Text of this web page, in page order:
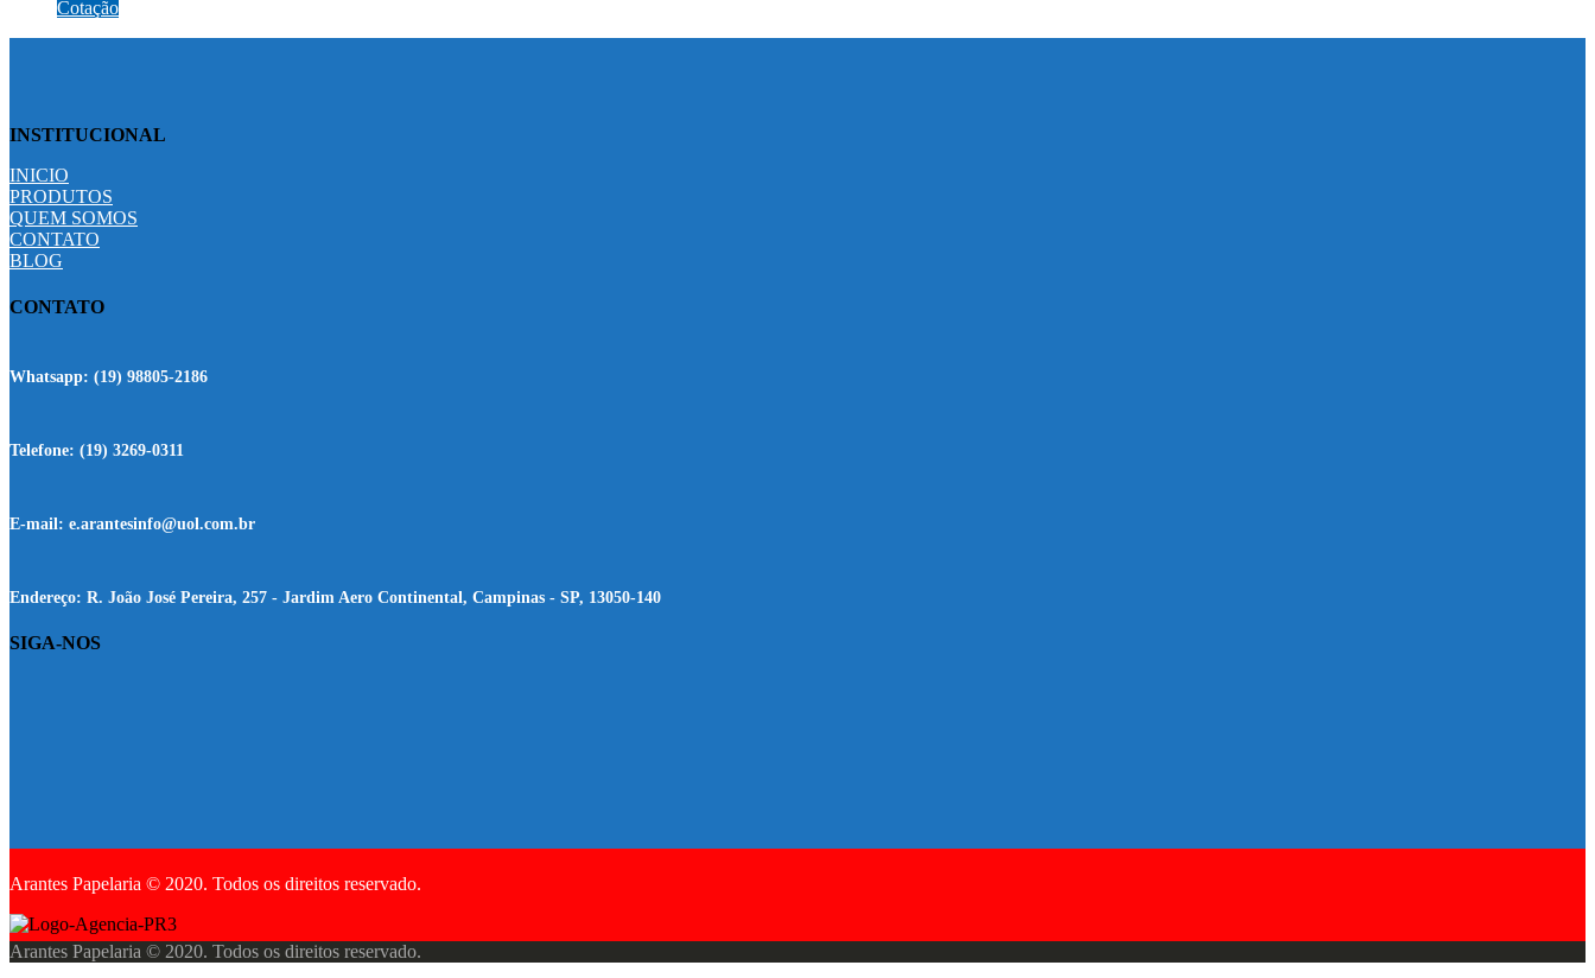
Cotação
INSTITUCIONAL
INICIO
PRODUTOS
QUEM SOMOS
CONTATO
BLOG
CONTATO
Whatsapp: (19) 98805-2186
Telefone: (19) 3269-0311
E-mail: e.arantesinfo@uol.com.br
Endereço: R. João José Pereira, 257 - Jardim Aero Continental, Campinas - SP, 13050-140
SIGA-NOS
Arantes Papelaria © 2020. Todos os direitos reservado.
Arantes Papelaria © 2020. Todos os direitos reservado.